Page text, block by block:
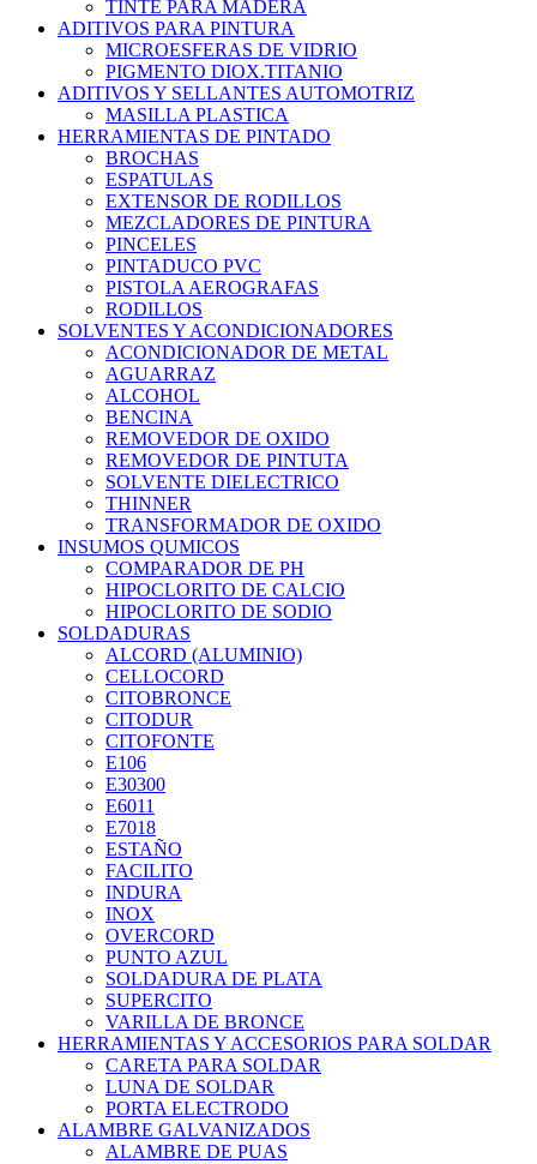
TINTE PARA MADERA
ADITIVOS PARA PINTURA
MICROESFERAS DE VIDRIO
PIGMENTO DIOX.TITANIO
ADITIVOS Y SELLANTES AUTOMOTRIZ
MASILLA PLASTICA
HERRAMIENTAS DE PINTADO
BROCHAS
ESPATULAS
EXTENSOR DE RODILLOS
MEZCLADORES DE PINTURA
PINCELES
PINTADUCO PVC
PISTOLA AEROGRAFAS
RODILLOS
SOLVENTES Y ACONDICIONADORES
ACONDICIONADOR DE METAL
AGUARRAZ
ALCOHOL
BENCINA
REMOVEDOR DE OXIDO
REMOVEDOR DE PINTUTA
SOLVENTE DIELECTRICO
THINNER
TRANSFORMADOR DE OXIDO
INSUMOS QUMICOS
COMPARADOR DE PH
HIPOCLORITO DE CALCIO
HIPOCLORITO DE SODIO
SOLDADURAS
ALCORD (ALUMINIO)
CELLOCORD
CITOBRONCE
CITODUR
CITOFONTE
E106
E30300
E6011
E7018
ESTAÑO
FACILITO
INDURA
INOX
OVERCORD
PUNTO AZUL
SOLDADURA DE PLATA
SUPERCITO
VARILLA DE BRONCE
HERRAMIENTAS Y ACCESORIOS PARA SOLDAR
CARETA PARA SOLDAR
LUNA DE SOLDAR
PORTA ELECTRODO
ALAMBRE GALVANIZADOS
ALAMBRE DE PUAS